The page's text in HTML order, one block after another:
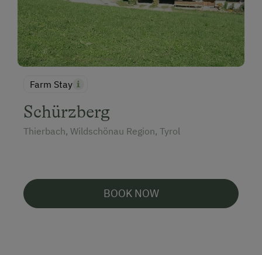
Farm Stay
Schürzberg
Thierbach, Wildschönau Region, Tyrol
BOOK NOW